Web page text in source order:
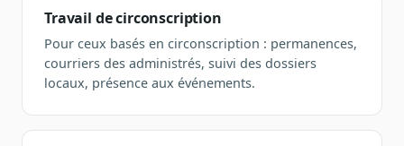
Travail de circonscription
Pour ceux basés en circonscription : permanences,
courriers des administrés, suivi des dossiers
locaux, présence aux événements.